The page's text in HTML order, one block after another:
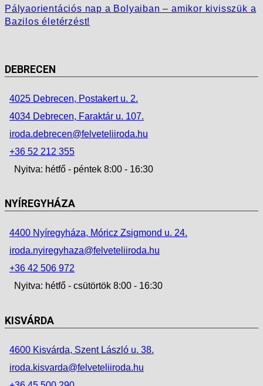
Pályaorientációs nap a Bolyaiban – amikor kivisszük a
Bazilos életérzést!
DEBRECEN
4025 Debrecen, Postakert u. 2.
4034 Debrecen, Faraktár u. 107.
iroda.debrecen@felveteliiroda.hu
+36 52 212 355
Nyitva: hétfő - péntek 8:00 - 16:30
NYÍREGYHÁZA
4400 Nyíregyháza, Móricz Zsigmond u. 24.
iroda.nyiregyhaza@felveteliiroda.hu
+36 42 506 972
Nyitva: hétfő - csütörtök 8:00 - 16:30
KISVÁRDA
4600 Kisvárda, Szent László u. 38.
iroda.kisvarda@felveteliiroda.hu